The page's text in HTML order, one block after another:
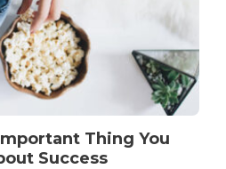
Thing You
Success